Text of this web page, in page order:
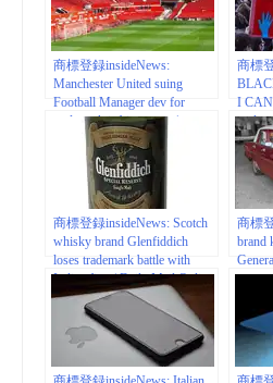
商標登録insideNews:
Manchester United suing
Football Manager dev for
trademark infringement |
pcinvasion.com
商標
I
商標登録insideNews: Scotch
whisky brand Glenfiddich
loses trademark battle with
Indian firm | Daily Mail Online
商標
brand